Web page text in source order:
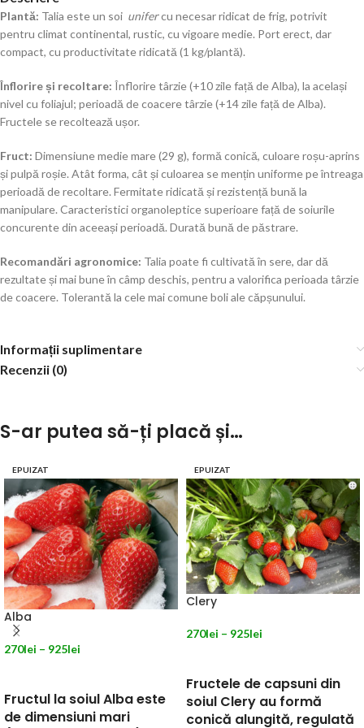
Plantă: Talia este un soi unifercu necesar ridicat de frig, potrivit
pentru climat continental, rustic, cu vigoare medie. Port erect, dar
compact, cu productivitate ridicată (1 kg/plantă).
Înflorire și recoltare: Înflorire târzie (+10 zile față de Alba), la același
nivel cu foliajul; perioadă de coacere târzie (+14 zile față de Alba).
Fructele se recoltează ușor.
Fruct: Dimensiune medie mare (29 g), formă conică, culoare roșu-aprins
și pulpă roșie. Atât forma, cât și culoarea se mențin uniforme pe întreaga
perioadă de recoltare. Fermitate ridicată și rezistență bună la
manipulare. Caracteristici organoleptice superioare față de soiurile
concurente din aceeași perioadă. Durată bună de păstrare.
Recomandări agronomice: Talia poate fi cultivată în sere, dar dă
rezultate și mai bune în câmp deschis, pentru a valorifica perioada târzie
de coacere. Tolerantă la cele mai comune boli ale căpșunului.
Informații suplimentare
Recenzii (0)
S-ar putea să-ți placă și…
EPUIZAT
Alba
270lei – 925lei
Fructul la soiul Alba este
de dimensiuni mari
EPUIZAT
Clery
270lei – 925lei
Fructele de capsuni din
soiul Clery au formă
conică alungită, regulată